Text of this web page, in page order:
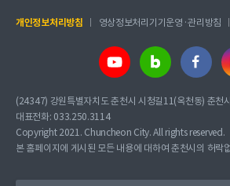
개인정보처리방침 영상정보처리기기운영·관리방침
(24347) 강원특별자치도 춘천시 시청길11(옥천동) 춘천
대표전화: 033.250.3114
Copyright 2021. Chuncheon City. All rights reserved.
본 홈페이지에 게시된 모든 내용에 대하여 춘천시의 허락